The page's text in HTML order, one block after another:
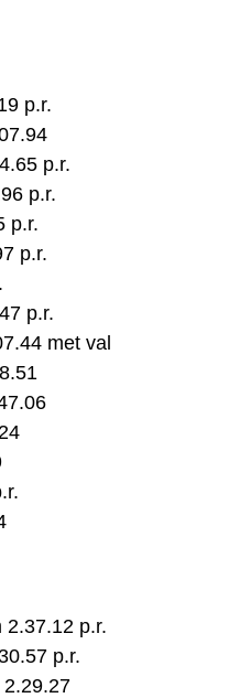
p.r.
p.r.
p.r.
p.r.
p.r.
p.r.
met val
2.37.12 p.r.
p.r.